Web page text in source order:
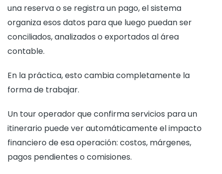
una reserva o se registra un pago, el sistema
organiza esos datos para que luego puedan ser
conciliados, analizados o exportados al área
contable.
En la práctica, esto cambia completamente la
forma de trabajar.
Un tour operador que confirma servicios para un
itinerario puede ver automáticamente el impacto
financiero de esa operación: costos, márgenes,
pagos pendientes o comisiones.